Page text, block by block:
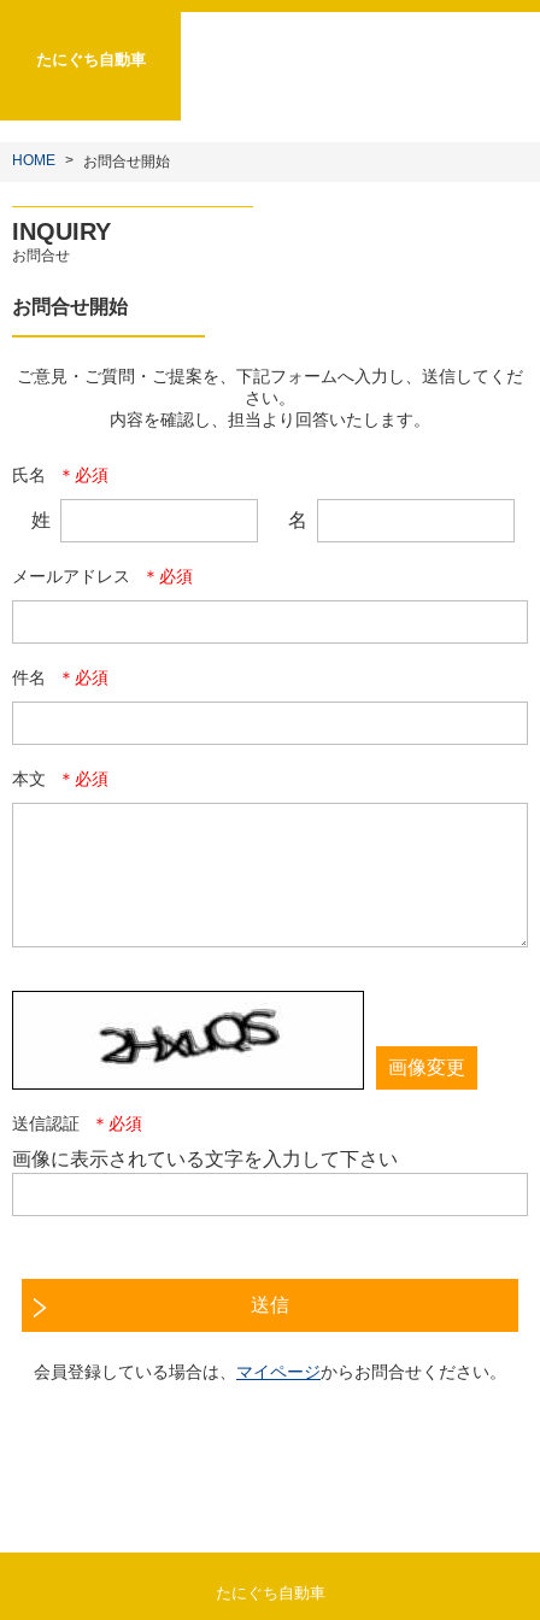
たにぐち自動車
HOME お問合せ開始
INQUIRY
お問合せ
お問合せ開始
ご意見・ご質問・ご提案を、下記フォームへ入力し、送信してくだ
さい。
内容を確認し、担当より回答いたします。
氏名
姓 名
メールアドレス
件名
本文
画像変更
送信認証
画像に表示されている文字を入力して下さい
送信
会員登録している場合は、 マイページからお問合せください。
たにぐち自動車